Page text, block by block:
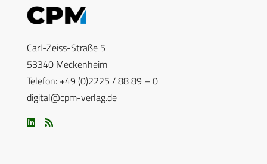
Carl-Zeiss-Straße 5
53340 Meckenheim
Telefon: +49 (0)2225 / 88 89 – 0
digital@cpm-verlag.de